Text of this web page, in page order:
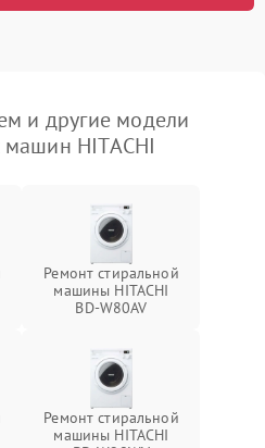
и другие модели
машин HITACHI
Ремонт стиральной
машины HITACHI
BD-W80AV
Ремонт стиральной
машины HITACHI